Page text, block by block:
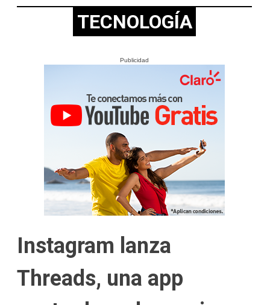
TECNOLOGÍA
Publicidad
Instagram lanza
Threads, una app